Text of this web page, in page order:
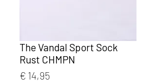
The Vandal Sport Sock
Rust CHMPN
€ 14,95